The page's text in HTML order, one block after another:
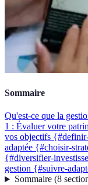
Sommaire
Qu'est-ce que la
1 : Évaluer votre
vos objectifs
adaptée {#choisir-
{#diversifier-
gestion {#suivre-
Sommaire(8